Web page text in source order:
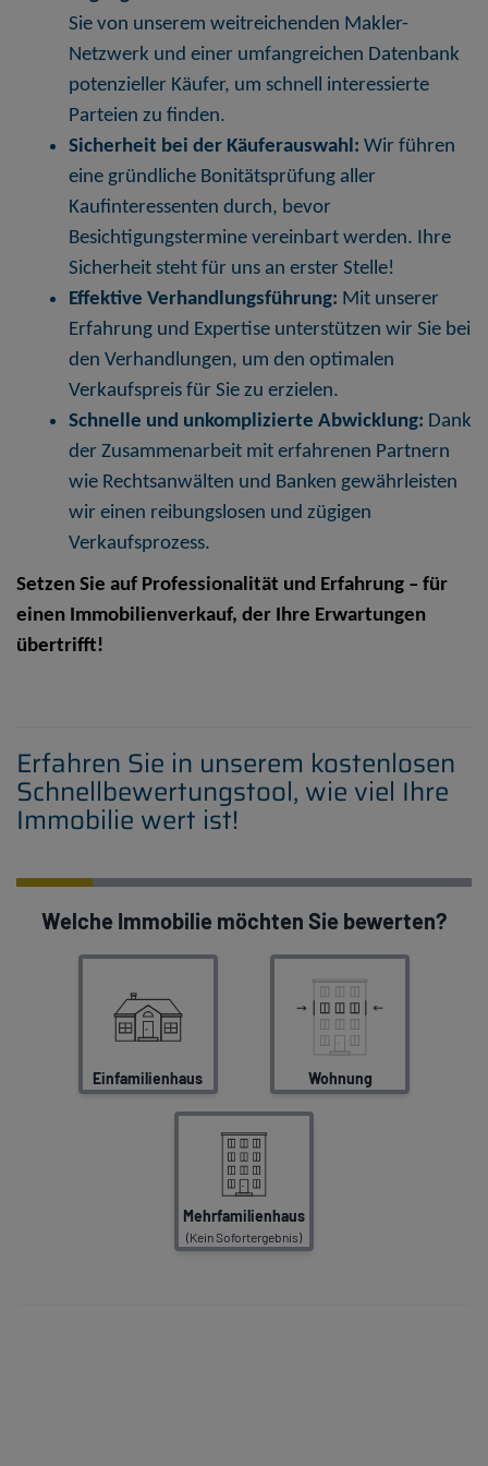
Sie von unserem weitreichenden Makler-
Netzwerk und einer umfangreichen Datenbank
potenzieller Käufer, um schnell interessierte
Parteien zu finden.
Sicherheit bei der Käuferauswahl: Wir führen
eine gründliche Bonitätsprüfung aller
Kaufinteressenten durch, bevor
Besichtigungstermine vereinbart werden. Ihre
Sicherheit steht für uns an erster Stelle!
Effektive Verhandlungsführung: Mit unserer
Erfahrung und Expertise unterstützen wir Sie bei
den Verhandlungen, um den optimalen
Verkaufspreis für Sie zu erzielen.
Schnelle und unkomplizierte Abwicklung: Dank
der Zusammenarbeit mit erfahrenen Partnern
wie Rechtsanwälten und Banken gewährleisten
wir einen reibungslosen und zügigen
Verkaufsprozess.
Setzen Sie auf Professionalität und Erfahrung – für
einen Immobilienverkauf, der Ihre Erwartungen
übertrifft!
Erfahren Sie in unserem kostenlosen
Schnellbewertungstool, wie viel Ihre
Immobilie wert ist!